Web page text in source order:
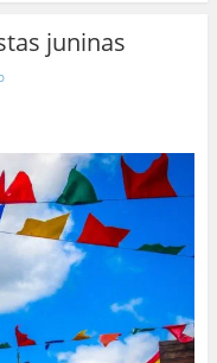
juninas